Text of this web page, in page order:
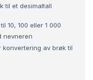
til et desimaltall
10, 100 eller 1 000
nevneren
konvertering av brøk til